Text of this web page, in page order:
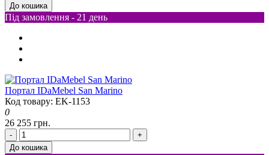
До кошика
Під замовлення - 21 день
Портал IDaMebel San Marino
Код товару: EK-1153
0
26 255 грн.
-
+
До кошика